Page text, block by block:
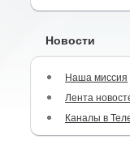
Новости
Наша миссия
Лента
Каналы в